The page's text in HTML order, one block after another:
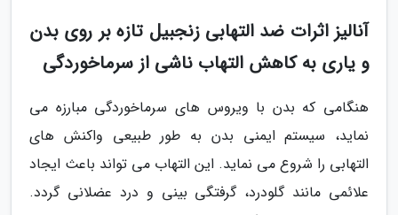
آنالیز اثرات ضد التهابی زنجبیل تازه بر روی بدن
و یاری به کاهش التهاب ناشی از سرماخوردگی
هنگامی که بدن با ویروس های سرماخوردگی مبارزه می
نماید، سیستم ایمنی بدن به طور طبیعی واکنش های
التهابی را شروع می نماید. این التهاب می تواند باعث ایجاد
علائمی مانند گلودرد، گرفتگی بینی و درد عضلانی گردد.